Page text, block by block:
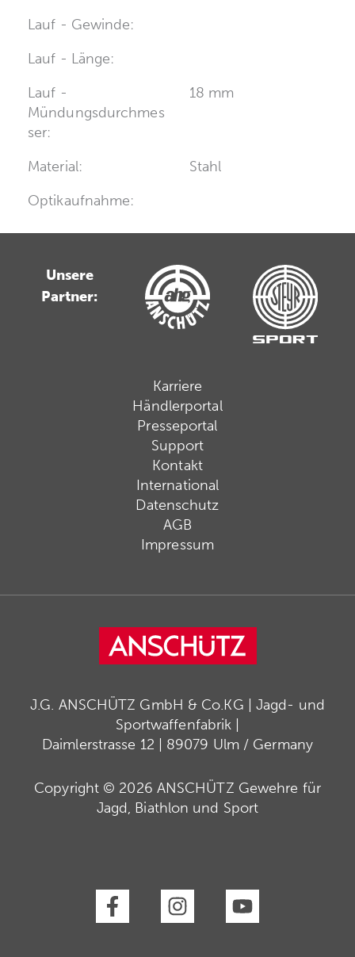
Lauf - Gewinde:
Lauf - Länge:
Lauf -
Mündungsdurchmes
ser:
18 mm
Material:
Stahl
Optikaufnahme:
Unsere
Partner:
Karriere
Händlerportal
Presseportal
Support
Kontakt
International
Datenschutz
AGB
Impressum
J.G. ANSCHÜTZ GmbH & Co.KG | Jagd- und
Sportwaffenfabrik |
Daimlerstrasse 12 | 89079 Ulm / Germany
Copyright © 2026 ANSCHÜTZ Gewehre für
Jagd, Biathlon und Sport